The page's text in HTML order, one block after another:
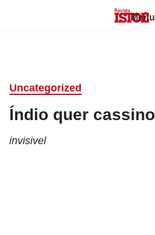
Menu
Uncategorized
Índio quer cassino
invisivel